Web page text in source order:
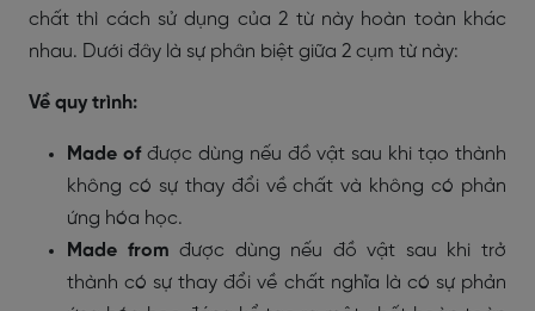
chất thì cách sử dụng của 2 từ này hoàn toàn khác
nhau. Dưới đây là sự phân biệt giữa 2 cụm từ này:
Về quy trình:
Made ofđược dùng nếu đồ vật sau khi tạo thành
không có sự thay đổi về chất và không có phản
ứng hóa học.
Made from được dùng nếu đồ vật sau khi trở
thành có sự thay đổi về chất nghĩa là có sự phản